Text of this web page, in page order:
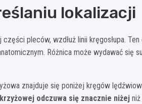
lokalizacji
pleców, wzdłuż linii kręgosłupa.
Różnica może wydawać się
znajduje się poniżej kręgów
odczuwa się znacznie niżej